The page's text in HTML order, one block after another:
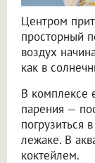
Центром
просторный
воздух
как в
В комплексе
парения —
погрузиться
лежаке. В
коктейлем.